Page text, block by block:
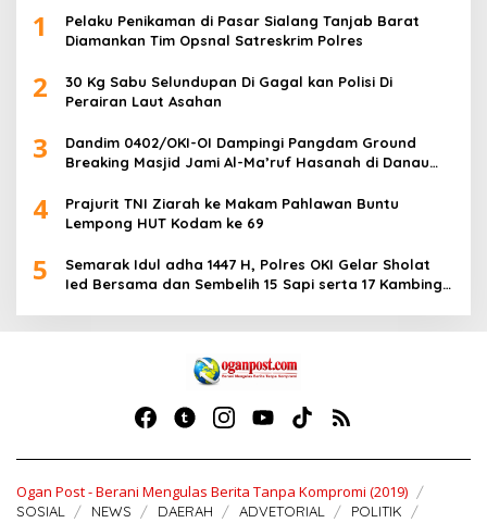
1
Pelaku Penikaman di Pasar Sialang Tanjab Barat
Diamankan Tim Opsnal Satreskrim Polres
2
30 Kg Sabu Selundupan Di Gagal kan Polisi Di
Perairan Laut Asahan
3
Dandim 0402/OKI-OI Dampingi Pangdam Ground
Breaking Masjid Jami Al-Ma’ruf Hasanah di Danau
4
Prajurit TNI Ziarah ke Makam Pahlawan Buntu
Lempong HUT Kodam ke 69
5
Semarak Idul adha 1447 H, Polres OKI Gelar Sholat
Ied Bersama dan Sembelih 15 Sapi serta 17 Kambing
Ogan Post - Berani Mengulas Berita Tanpa Kompromi (2019)
SOSIAL NEWS DAERAH ADVETORIAL
POLITIK